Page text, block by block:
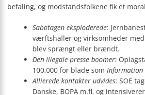
befaling, og modstandsfolkene fik et
Sabotagen eksploderede:
værftshaller og virksomheder
blev sprængt eller brændt.
Den illegale presse boomer:
100.000 for blade somInformation
Allierede kontakter udvides: SOE
Danske, BOPA m.fl. og intensiverer